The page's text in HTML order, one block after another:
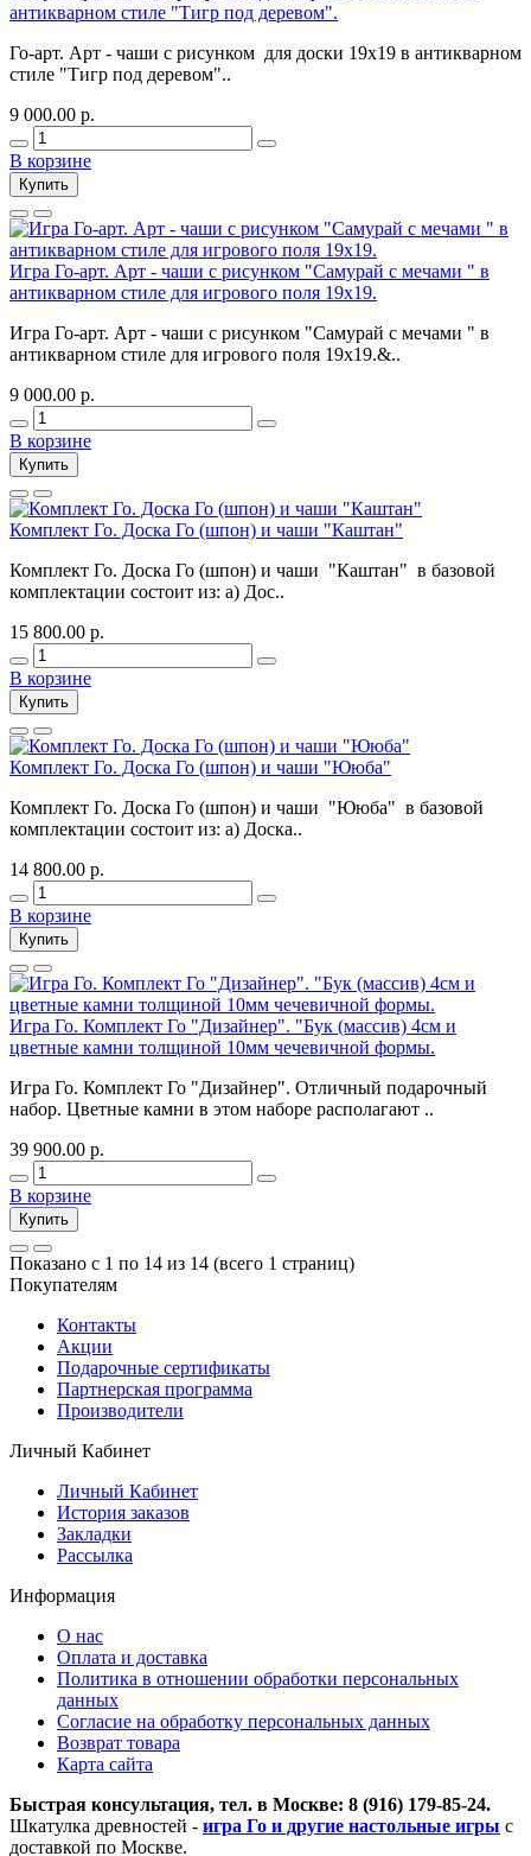
антикварном стиле "Тигр под деревом".
Го-арт. Арт - чаши c рисунком для доски 19х19 в антикварном
стиле "Тигр под деревом"..
9 000.00 р.
В корзине
Купить
Игра Го-арт. Арт - чаши c рисунком "Самурай с мечами " в
антикварном стиле для игрового поля 19х19.
Игра Го-арт. Арт - чаши c рисунком "Самурай с мечами " в
антикварном стиле для игрового поля 19х19.&..
9 000.00 р.
В корзине
Купить
Комплект Го. Доска Го (шпон) и чаши "Каштан"
Комплект Го. Доска Го (шпон) и чаши "Каштан" в базовой
комплектации состоит из: а) Дос..
15 800.00 р.
В корзине
Купить
Комплект Го. Доска Го (шпон) и чаши "Ююба"
Комплект Го. Доска Го (шпон) и чаши "Ююба" в базовой
комплектации состоит из: а) Доска..
14 800.00 р.
В корзине
Купить
Игра Го. Комплект Го "Дизайнер". "Бук (массив) 4см и
цветные камни толщиной 10мм чечевичной формы.
Игра Го. Комплект Го "Дизайнер". Отличный подарочный
набор. Цветные камни в этом наборе располагают ..
39 900.00 р.
В корзине
Купить
Показано с 1 по 14 из 14 (всего 1 страниц)
Покупателям
Контакты
Акции
Подарочные сертификаты
Партнерская программа
Производители
Личный Кабинет
Личный Кабинет
История заказов
Закладки
Рассылка
Информация
О нас
Оплата и доставка
Политика в отношении обработки персональных
данных
Согласие на обработку персональных данных
Возврат товара
Карта сайта
Быстрая консультация, тел. в Москве: 8 (916) 179-85-24.
Шкатулка древностей - игра Го и другие настольные игры с
доставкой по Москве.